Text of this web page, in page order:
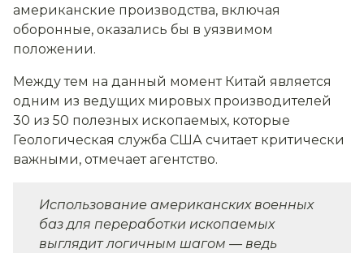
американские производства, включая
оборонные, оказались бы в уязвимом
положении.
Между тем на данный момент Китай является
одним из ведущих мировых производителей
30 из 50 полезных ископаемых, которые
Геологическая служба США считает критически
важными, отмечает агентство.
Использование американских военных
баз для переработки ископаемых
выглядит логичным шагом — ведь